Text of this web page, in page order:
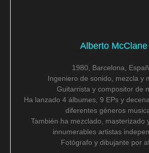
Alberto McClane
1980, Barcelona,
Ingeniero de sonido, mezcla y
Guitarrista y compositor de
Ha lanzado 4 álbumes, 9 EPs y
diferentes géneros
También ha mezclado, masterizado
innumerables artistas
Fotógrafo y dibujante por